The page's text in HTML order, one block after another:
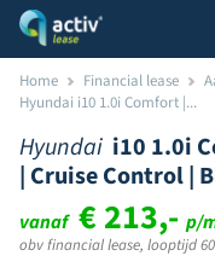
Home Financial lease
Hyundai i10 1.0i Comfort |...
Hyundai i10 1.0i
| Cruise Control |
vanaf € 213,-p/
obv financial lease, looptijd